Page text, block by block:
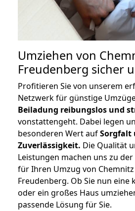
Umziehen von
Freudenberg sicher
Profitieren Sie von unserem
Netzwerk für günstige
Beiladung reibungslos und
vonstattengeht. Dabei legen
besonderen Wert aufSorgfalt
Zuverlässigkeit. Die Qualität
Leistungen machen uns zu
für Ihren Umzug von
Freudenberg. Ob Sie nun eine
oder ein großes Haus
passende Lösung für Sie.